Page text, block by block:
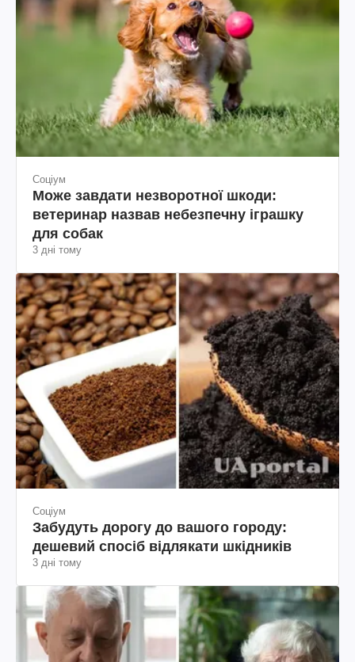
Соціум
Може завдати незворотної шкоди:
ветеринар назвав небезпечну іграшку
для собак
3 дні тому
Соціум
Забудуть дорогу до вашого городу:
дешевий спосіб відлякати шкідників
3 дні тому